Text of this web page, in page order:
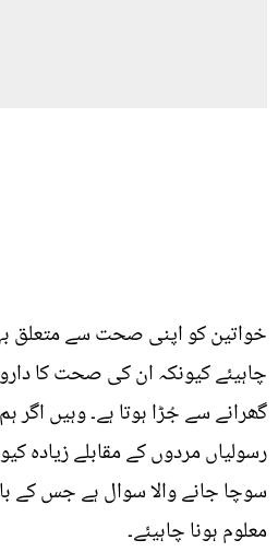
خواتین کو اپنی صحت سے متعلق
چاہیئے کیونکہ ان کی صحت کا
گھرانے سے جُڑا ہوتا ہے۔ وہیں اگر
رسولیاں مردوں کے مقابلے زیادہ
سوچا جانے والا سوال ہے جس کے
معلوم ہونا چاہیئے۔